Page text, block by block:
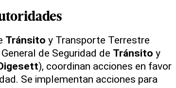
Tránsito y Transporte Terrestre
de Seguridad de Tránsito y
), coordinan acciones en favor
Se implementan acciones para